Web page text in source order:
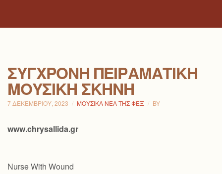
ΣΎΓΧΡΟΝΗ ΠΕΙΡΑΜΑΤΙΚΉ
ΜΟΥΣΙΚΉ ΣΚΗΝΉ
7 ΔΕΚΕΜΒΡΊΟΥ, 2023 ΜΟΥΣΙΚΆ ΝΈΑ ΤΗΣ ΦΕΞ BY
www.chrysallida.gr
Nurse With Wound